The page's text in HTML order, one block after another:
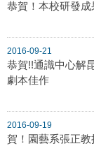
恭賀！本校研發
2016-09-21
恭賀!!通識中心解
劇本佳作
2016-09-19
賀！園藝系張正教